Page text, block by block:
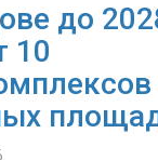
до
10